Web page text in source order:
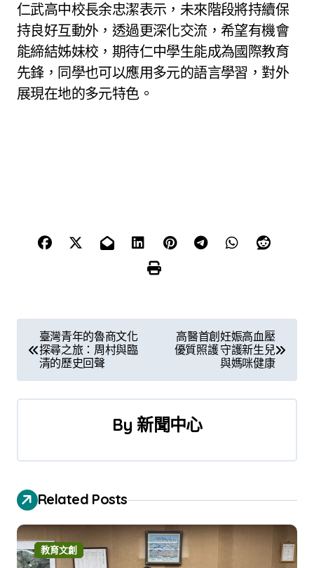
仁武高中校長余忠潔表示，未來階段將持續保
持良好互動外，透過更深化交流，希望有機會
能締結姊妹校，期待仁中學生能成為國際教育
先鋒，同學也可以應用多元的語言學習，對外
展現在地的多元特色。
章
導
臺灣青年的魯商文化
探尋之旅：周村與臨
清的歷史回聲
高醫首創妊娠高血壓
優質照護 守護新生兒
與媽咪健康
By 新聞中心
Related Posts
教育文創